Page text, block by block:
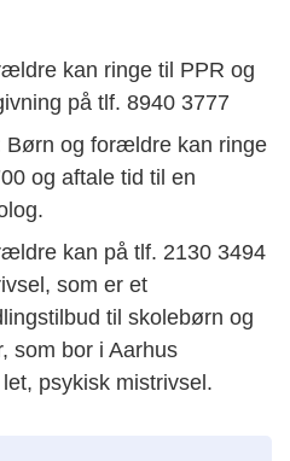
kan ringe til PPR og
på tlf. 8940 3777
Børn og forældre kan ringe
og aftale tid til en
kan på tlf. 2130 3494
som er et
til skolebørn og
som bor i Aarhus
psykisk mistrivsel.